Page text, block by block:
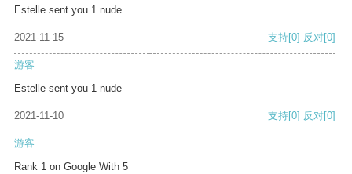
Estelle sent you 1 nude
2021-11-15 支持[0] 反对[0]
游客
Estelle sent you 1 nude
2021-11-10 支持[0] 反对[0]
游客
Rank 1 on Google With 5